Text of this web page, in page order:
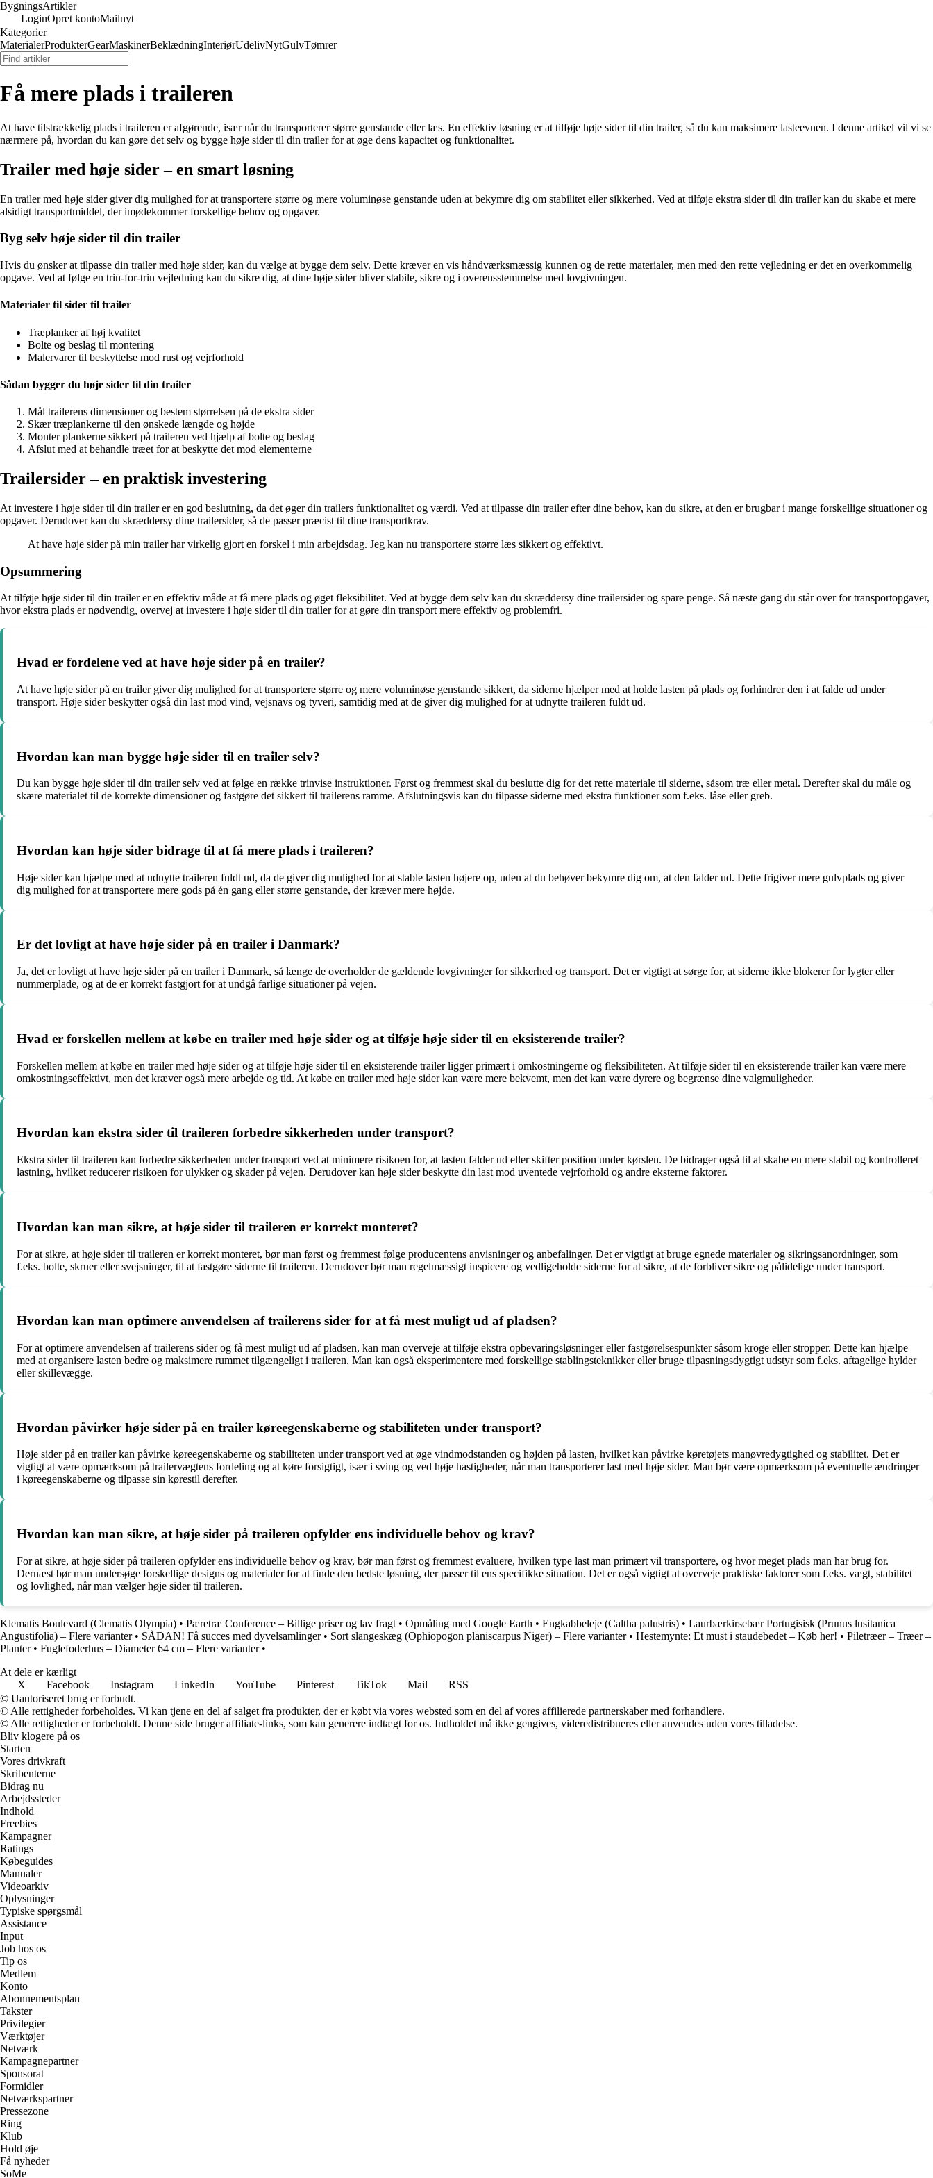
BygningsArtikler
LoginOpret kontoMailnyt
Kategorier
MaterialerProdukterGearMaskinerBeklædningInteriørUdelivNytGulvTømrer
Få mere plads i traileren
At have tilstrækkelig plads i traileren er afgørende, især når du transporterer større genstande eller læs. En effektiv løsning er at tilføje høje sider til din trailer, så du kan maksimere lasteevnen. I denne artikel vil vi se
nærmere på, hvordan du kan gøre det selv og bygge høje sider til din trailer for at øge dens kapacitet og funktionalitet.
Trailer med høje sider – en smart løsning
En trailer med høje sider giver dig mulighed for at transportere større og mere voluminøse genstande uden at bekymre dig om stabilitet eller sikkerhed. Ved at tilføje ekstra sider til din trailer kan du skabe et mere
alsidigt transportmiddel, der imødekommer forskellige behov og opgaver.
Byg selv høje sider til din trailer
Hvis du ønsker at tilpasse din trailer med høje sider, kan du vælge at bygge dem selv. Dette kræver en vis håndværksmæssig kunnen og de rette materialer, men med den rette vejledning er det en overkommelig
opgave. Ved at følge en trin-for-trin vejledning kan du sikre dig, at dine høje sider bliver stabile, sikre og i overensstemmelse med lovgivningen.
Materialer til sider til trailer
Træplanker af høj kvalitet
Bolte og beslag til montering
Malervarer til beskyttelse mod rust og vejrforhold
Sådan bygger du høje sider til din trailer
Mål trailerens dimensioner og bestem størrelsen på de ekstra sider
Skær træplankerne til den ønskede længde og højde
Monter plankerne sikkert på traileren ved hjælp af bolte og beslag
Afslut med at behandle træet for at beskytte det mod elementerne
Trailersider – en praktisk investering
At investere i høje sider til din trailer er en god beslutning, da det øger din trailers funktionalitet og værdi. Ved at tilpasse din trailer efter dine behov, kan du sikre, at den er brugbar i mange forskellige situationer og
opgaver. Derudover kan du skræddersy dine trailersider, så de passer præcist til dine transportkrav.
At have høje sider på min trailer har virkelig gjort en forskel i min arbejdsdag. Jeg kan nu transportere større læs sikkert og effektivt.
Opsummering
At tilføje høje sider til din trailer er en effektiv måde at få mere plads og øget fleksibilitet. Ved at bygge dem selv kan du skræddersy dine trailersider og spare penge. Så næste gang du står over for transportopgaver,
hvor ekstra plads er nødvendig, overvej at investere i høje sider til din trailer for at gøre din transport mere effektiv og problemfri.
Hvad er fordelene ved at have høje sider på en trailer?
At have høje sider på en trailer giver dig mulighed for at transportere større og mere voluminøse genstande sikkert, da siderne hjælper med at holde lasten på plads og forhindrer den i at falde ud under
transport. Høje sider beskytter også din last mod vind, vejsnavs og tyveri, samtidig med at de giver dig mulighed for at udnytte traileren fuldt ud.
Hvordan kan man bygge høje sider til en trailer selv?
Du kan bygge høje sider til din trailer selv ved at følge en række trinvise instruktioner. Først og fremmest skal du beslutte dig for det rette materiale til siderne, såsom træ eller metal. Derefter skal du måle og
skære materialet til de korrekte dimensioner og fastgøre det sikkert til trailerens ramme. Afslutningsvis kan du tilpasse siderne med ekstra funktioner som f.eks. låse eller greb.
Hvordan kan høje sider bidrage til at få mere plads i traileren?
Høje sider kan hjælpe med at udnytte traileren fuldt ud, da de giver dig mulighed for at stable lasten højere op, uden at du behøver bekymre dig om, at den falder ud. Dette frigiver mere gulvplads og giver
dig mulighed for at transportere mere gods på én gang eller større genstande, der kræver mere højde.
Er det lovligt at have høje sider på en trailer i Danmark?
Ja, det er lovligt at have høje sider på en trailer i Danmark, så længe de overholder de gældende lovgivninger for sikkerhed og transport. Det er vigtigt at sørge for, at siderne ikke blokerer for lygter eller
nummerplade, og at de er korrekt fastgjort for at undgå farlige situationer på vejen.
Hvad er forskellen mellem at købe en trailer med høje sider og at tilføje høje sider til en eksisterende trailer?
Forskellen mellem at købe en trailer med høje sider og at tilføje høje sider til en eksisterende trailer ligger primært i omkostningerne og fleksibiliteten. At tilføje sider til en eksisterende trailer kan være mere
omkostningseffektivt, men det kræver også mere arbejde og tid. At købe en trailer med høje sider kan være mere bekvemt, men det kan være dyrere og begrænse dine valgmuligheder.
Hvordan kan ekstra sider til traileren forbedre sikkerheden under transport?
Ekstra sider til traileren kan forbedre sikkerheden under transport ved at minimere risikoen for, at lasten falder ud eller skifter position under kørslen. De bidrager også til at skabe en mere stabil og kontrolleret
lastning, hvilket reducerer risikoen for ulykker og skader på vejen. Derudover kan høje sider beskytte din last mod uventede vejrforhold og andre eksterne faktorer.
Hvordan kan man sikre, at høje sider til traileren er korrekt monteret?
For at sikre, at høje sider til traileren er korrekt monteret, bør man først og fremmest følge producentens anvisninger og anbefalinger. Det er vigtigt at bruge egnede materialer og sikringsanordninger, som
f.eks. bolte, skruer eller svejsninger, til at fastgøre siderne til traileren. Derudover bør man regelmæssigt inspicere og vedligeholde siderne for at sikre, at de forbliver sikre og pålidelige under transport.
Hvordan kan man optimere anvendelsen af trailerens sider for at få mest muligt ud af pladsen?
For at optimere anvendelsen af trailerens sider og få mest muligt ud af pladsen, kan man overveje at tilføje ekstra opbevaringsløsninger eller fastgørelsespunkter såsom kroge eller stropper. Dette kan hjælpe
med at organisere lasten bedre og maksimere rummet tilgængeligt i traileren. Man kan også eksperimentere med forskellige stablingsteknikker eller bruge tilpasningsdygtigt udstyr som f.eks. aftagelige hylder
eller skillevægge.
Hvordan påvirker høje sider på en trailer køreegenskaberne og stabiliteten under transport?
Høje sider på en trailer kan påvirke køreegenskaberne og stabiliteten under transport ved at øge vindmodstanden og højden på lasten, hvilket kan påvirke køretøjets manøvredygtighed og stabilitet. Det er
vigtigt at være opmærksom på trailervægtens fordeling og at køre forsigtigt, især i sving og ved høje hastigheder, når man transporterer last med høje sider. Man bør være opmærksom på eventuelle ændringer
i køreegenskaberne og tilpasse sin kørestil derefter.
Hvordan kan man sikre, at høje sider på traileren opfylder ens individuelle behov og krav?
For at sikre, at høje sider på traileren opfylder ens individuelle behov og krav, bør man først og fremmest evaluere, hvilken type last man primært vil transportere, og hvor meget plads man har brug for.
Dernæst bør man undersøge forskellige designs og materialer for at finde den bedste løsning, der passer til ens specifikke situation. Det er også vigtigt at overveje praktiske faktorer som f.eks. vægt, stabilitet
og lovlighed, når man vælger høje sider til traileren.
Klematis Boulevard (Clematis Olympia) • Pæretræ Conference – Billige priser og lav fragt • Opmåling med Google Earth • Engkabbeleje (Caltha palustris) • Laurbærkirsebær Portugisisk (Prunus lusitanica
Angustifolia) – Flere varianter• SÅDAN! Få succes med dyvelsamlinger• Sort slangeskæg (Ophiopogon planiscarpus Niger) – Flere varianter• Hestemynte: Et must i staudebedet – Køb her! • Piletræer – Træer –
Planter• Fuglefoderhus – Diameter 64 cm – Flere varianter•
At dele er kærligt
X
Facebook Instagram LinkedIn YouTube Pinterest TikTok Mail
RSS
© Uautoriseret brug er forbudt.
© Alle rettigheder forbeholdes. Vi kan tjene en del af salget fra produkter, der er købt via vores websted som en del af vores affilierede partnerskaber med forhandlere.
© Alle rettigheder er forbeholdt. Denne side bruger affiliate-links, som kan generere indtægt for os. Indholdet må ikke gengives, videredistribueres eller anvendes uden vores tilladelse.
Bliv klogere på os
Starten
Vores drivkraft
Skribenterne
Bidrag nu
Arbejdssteder
Indhold
Freebies
Kampagner
Ratings
Købeguides
Manualer
Videoarkiv
Oplysninger
Typiske spørgsmål
Assistance
Input
Job hos os
Tip os
Medlem
Konto
Abonnementsplan
Takster
Privilegier
Værktøjer
Netværk
Kampagnepartner
Sponsorat
Formidler
Netværkspartner
Pressezone
Ring
Klub
Hold øje
Få nyheder
SoMe